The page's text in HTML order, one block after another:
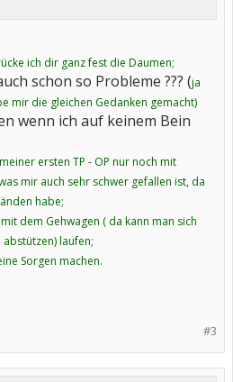
ich dir ganz fest die Daumen;
schon so Probleme ??? (ja
mir die gleichen Gedanken gemacht)
wenn ich auf keinem Bein
ersten TP - OP nur noch mit
mir auch sehr schwer gefallen ist, da
habe;
dem Gehwagen ( da kann man sich
laufen;
Sorgen machen.
#3